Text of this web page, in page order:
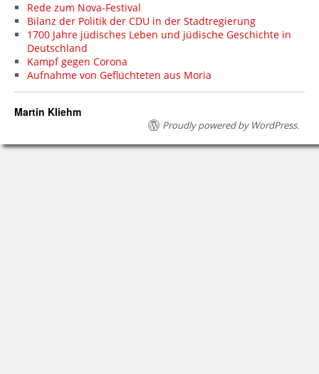
Rede zum Nova-Festival
Bilanz der Politik der CDU in der Stadtregierung
1700 Jahre jüdisches Leben und jüdische Geschichte in
Deutschland
Kampf gegen Corona
Aufnahme von Geflüchteten aus Moria
Martin Kliehm
Proudly powered by WordPress.